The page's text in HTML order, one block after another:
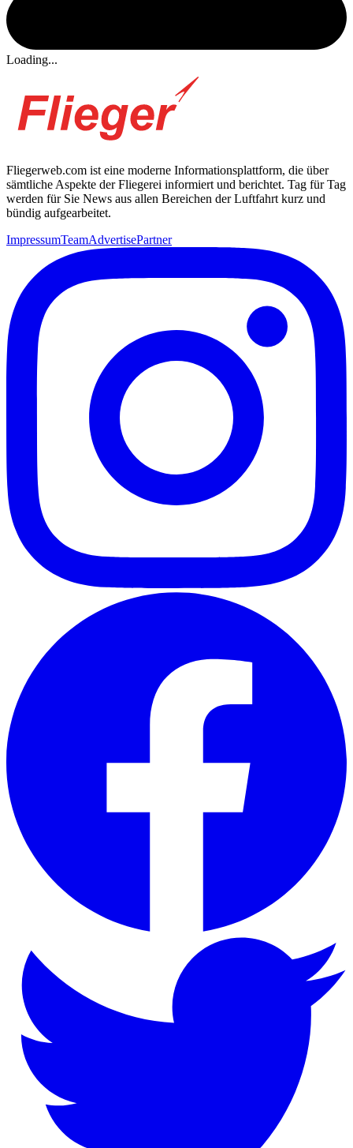
Loading...
Fliegerweb.com ist eine moderne Informationsplattform, die über
sämtliche Aspekte der Fliegerei informiert und berichtet. Tag für Tag
werden für Sie News aus allen Bereichen der Luftfahrt kurz und
bündig aufgearbeitet.
ImpressumTeamAdvertisePartner